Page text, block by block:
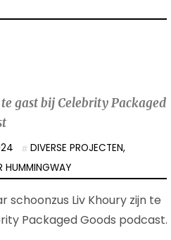
gast bij Celebrity Packaged
DIVERSE PROJECTEN,
HUMMINGWAY
schoonzus Liv Khoury zijn te
Packaged Goods podcast.